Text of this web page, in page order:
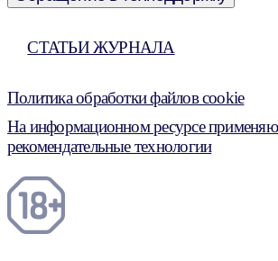
СТАТЬИ ЖУРНАЛА
Политика обработки файлов cookie
На информационном ресурсе
рекомендательные технологии